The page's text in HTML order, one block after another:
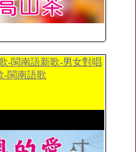
-閩南語新歌-男女對唱
-閩南語歌